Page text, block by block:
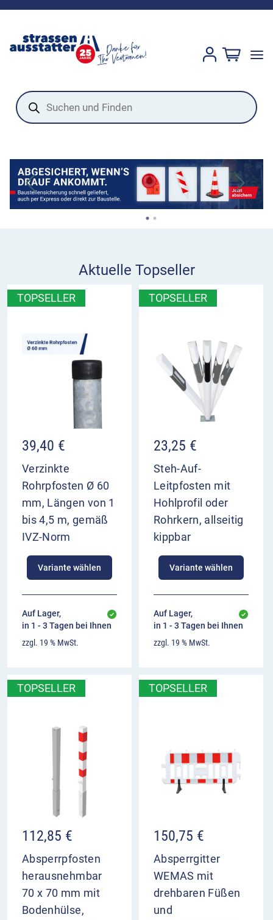
Products
search
Aktuelle Topseller
TOPSELLER
39,40 €
Verzinkte
Rohrpfosten Ø 60
mm, Längen von 1
bis 4,5 m, gemäß
IVZ-Norm
Variante wählen
Auf Lager,
in 1 - 3 Tagen bei Ihnen
zzgl. 19 % MwSt.
TOPSELLER
23,25 €
Steh-Auf-
Leitpfosten mit
Hohlprofil oder
Rohrkern, allseitig
kippbar
Variante wählen
Auf Lager,
in 1 - 3 Tagen bei Ihnen
zzgl. 19 % MwSt.
TOPSELLER
112,85 €
Absperrpfosten
herausnehmbar
70 x 70 mm mit
Bodenhülse,
TOPSELLER
150,75 €
Absperrgitter
WEMAS mit
drehbaren Füßen
und